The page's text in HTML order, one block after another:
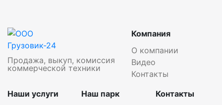
Продажа, выкуп, комиссия
коммерческой техники
Компания
О компании
Видео
Контакты
Наши услуги
Наш парк
Контакты